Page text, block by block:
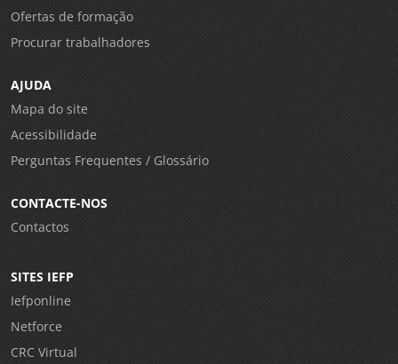
Ofertas de formação
Procurar trabalhadores
AJUDA
Mapa do site
Acessibilidade
Perguntas Frequentes / Glossário
CONTACTE-NOS
Contactos
SITES IEFP
Iefponline
Netforce
CRC Virtual